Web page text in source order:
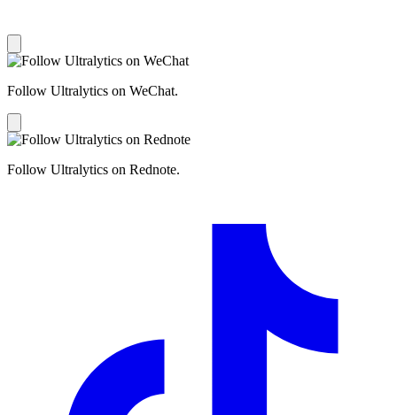
Follow Ultralytics on WeChat.
Follow Ultralytics on Rednote.